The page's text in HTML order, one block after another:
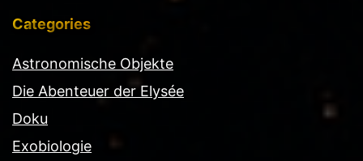
Categories
Astronomische Objekte
Die Abenteuer der Elysée
Doku
Exobiologie